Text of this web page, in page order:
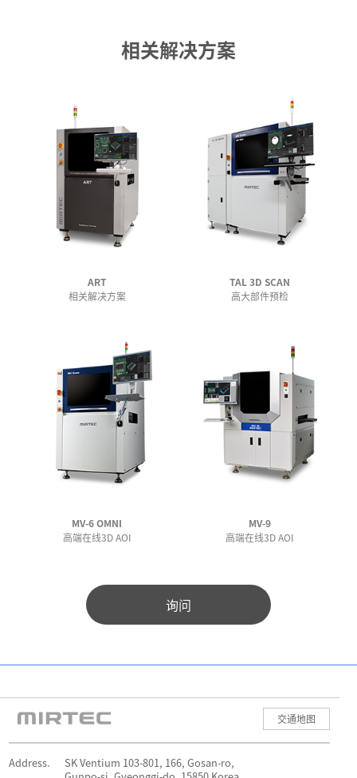
相关解决方案
ART
相关解决方案
TAL 3D SCAN
高大部件预检
MV-6 OMNI
高端在线3D AOI
MV-9
高端在线3D AOI
询问
交通地图
Address.
SK Ventium 103-801, 166, Gosan-ro,